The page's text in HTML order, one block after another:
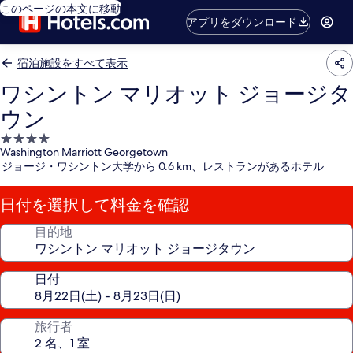
このページの本文に移動
アプリをダウンロード
宿泊施設をすべて表示
ワシントン マリオット ジョージタ
ウン
4.0
つ
星
宿
泊
施
Washington Marriott Georgetown
ジョージ・ワシントン大学から 0.6 km、レストランがあるホテル
日付を選択して料金を確認
目的地
日付
旅行者